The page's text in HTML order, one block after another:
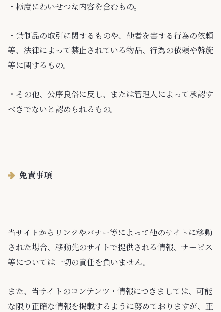
・極度にわいせつな内容を含むもの。
・禁制品の取引に関するものや、他者を害する行為の依頼
等、法律によって禁止されている物品、行為の依頼や斡旋
等に関するもの。
・その他、公序良俗に反し、または管理人によって承認す
べきでないと認められるもの。
免責事項
当サイトからリンクやバナー等によって他のサイトに移動
された場合、移動先のサイトで提供される情報、サービス
等については一切の責任を負いません。
また、当サイトのコンテンツ・情報につきましては、可能
な限り正確な情報を掲載するように努めておりますが、正